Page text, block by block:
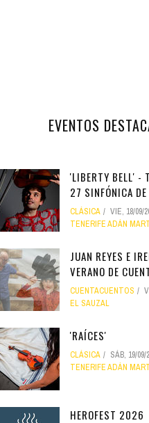
EVENTOS
'LIBERTY BELL' -
27 SINFÓNICA DE
CLÁSICA VIE, 18/09/
TENERIFE ADÁN
JUAN REYES E
VERANO DE
CUENTACUENTOS
EL SAUZAL
'RAÍCES'
CLÁSICA SÁB, 19/09/
TENERIFE ADÁN
HEROFEST 2026